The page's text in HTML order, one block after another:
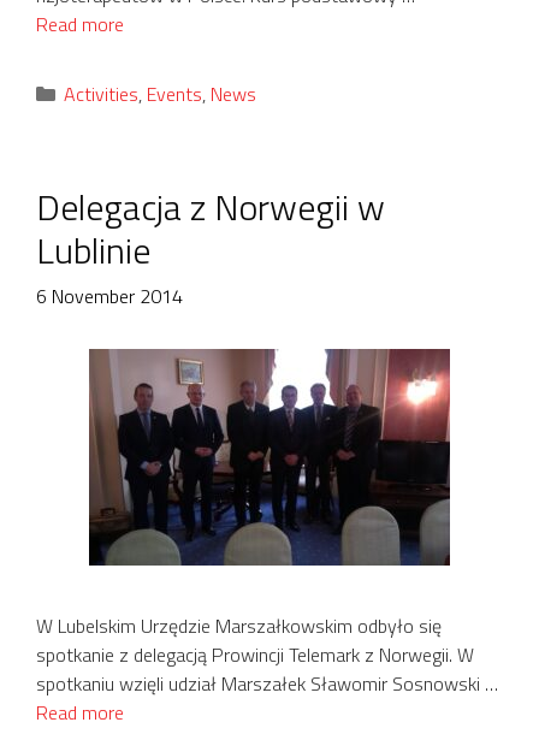
Read more
Categories
Activities, Events, News
Delegacja z Norwegii w
Lublinie
6 November 2014
W Lubelskim Urzędzie Marszałkowskim odbyło się
spotkanie z delegacją Prowincji Telemark z Norwegii. W
spotkaniu wzięli udział Marszałek Sławomir Sosnowski …
Read more